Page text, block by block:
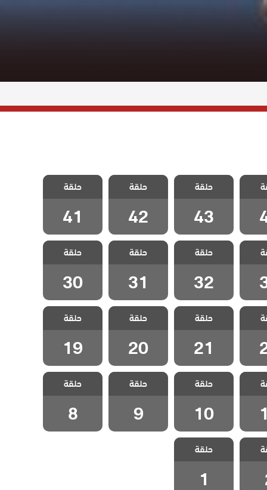
مسلسل اليراع
مدبلج الحلقة 43
حلقة
43
مسلسل اليراع
مدبلج الحلقة 42
حلقة
42
مسلسل اليراع
مدبلج الحلقة 41
حلقة
41
مسلسل اليراع
مدبلج الحلقة 32
حلقة
32
مسلسل اليراع
مدبلج الحلقة 31
حلقة
31
مسلسل اليراع
مدبلج الحلقة 30
حلقة
30
مسلسل اليراع
مدبلج الحلقة 21
حلقة
21
مسلسل اليراع
مدبلج الحلقة 20
حلقة
20
مسلسل اليراع
مدبلج الحلقة 19
حلقة
19
مسلسل اليراع
مدبلج الحلقة 10
حلقة
10
مسلسل اليراع
مدبلج الحلقة 9
حلقة
9
مسلسل اليراع
مدبلج الحلقة 8
حلقة
8
2
مسلسل اليراع
مدبلج الحلقة 1
حلقة
1